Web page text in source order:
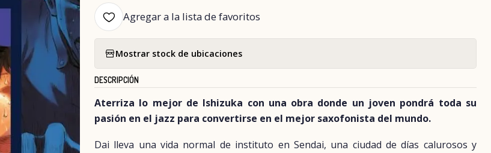
Agregar a la lista de favoritos
Mostrar stock de ubicaciones
DESCRIPCIÓN
Aterriza lo mejor de Ishizuka con una obra donde un joven pondrá toda su
pasión en el jazz para convertirse en el mejor saxofonista del mundo.
Dai lleva una vida normal de instituto en Sendai, una ciudad de días calurosos y